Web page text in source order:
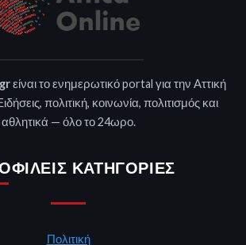
είναι το ενημερωτικό portal για την Αττική
πολιτική, κοινωνία, πολιτισμός και
αθλητικά — όλο το 24ωρο.
ΚΑΤΗΓΟΡΊΕΣ
Πολιτική